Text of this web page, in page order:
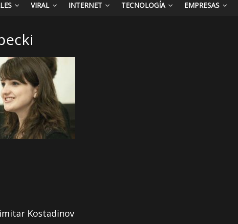
VIRAL INTERNET TECNOLOGÍA EMPRESAS
Kostadinov